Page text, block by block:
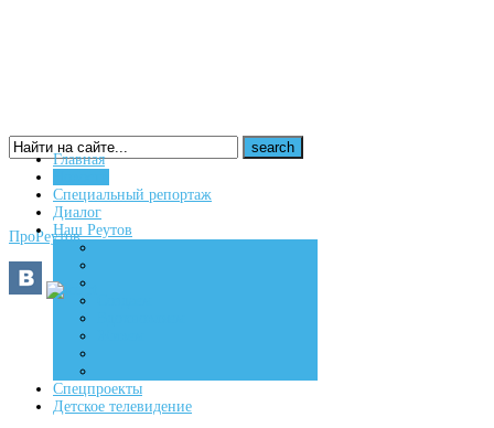
16+
ПроРеутов
Главная
Специальный репортаж
Диалог
Наш Реутов
Спецпроекты
Детское телевидение